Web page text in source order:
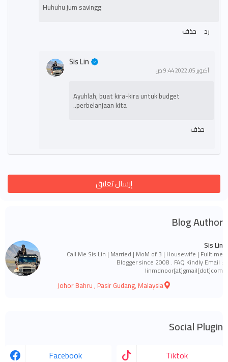
Huhuhu jum savingg
رد
حذف
Sis Lin
أكتوبر 05, 2022 9:44 ص
Ayuhlah, buat kira-kira untuk budget
perbelanjaan kita..
حذف
إرسال تعليق
Blog Author
Sis Lin
Call Me Sis Lin | Married | MoM of 3 | Housewife | Fulltime
Blogger since 2008 . FAQ Kindly Email :
linmdnoor[at]gmail[dot]com
Johor Bahru , Pasir Gudang, Malaysia
Social Plugin
Facebook
Tiktok